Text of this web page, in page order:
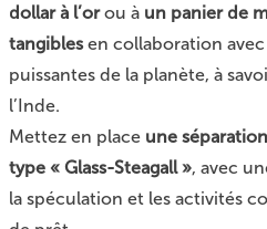
dollar à l’orou à un panier de
tangiblesen collaboration avec
puissantes de la planète, à
l’Inde.
Mettez en place une
type « Glass-Steagall », avec
la spéculation et les activités